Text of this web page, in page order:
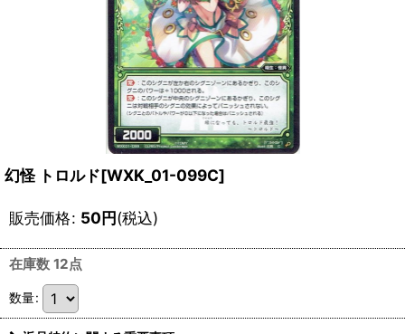
幻怪 トロルド[WXK_01-099C]
販売価格: 50円(税込)
在庫数 12点
数量: